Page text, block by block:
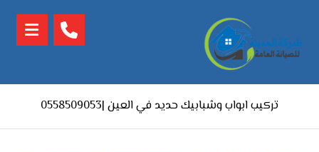
تركيب ابواب وشبابيك حديد في العين |0558509053